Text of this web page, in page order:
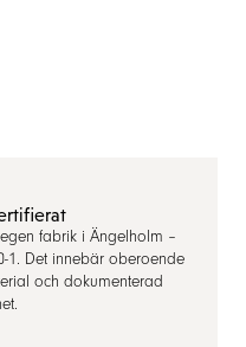
fabrik i Ängelholm –
1. Det innebär oberoende
och dokumenterad